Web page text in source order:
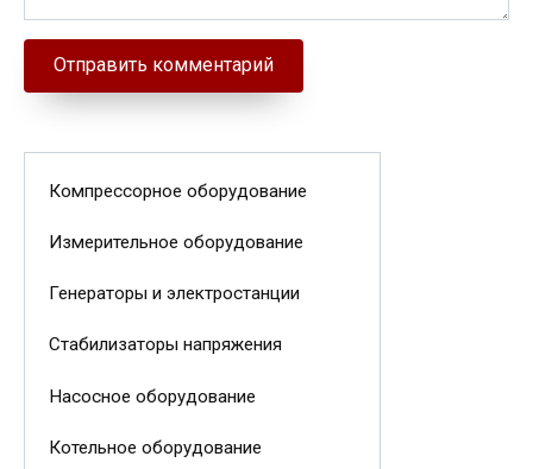
Компрессорное оборудование
Измерительное оборудование
Генераторы и электростанции
Стабилизаторы напряжения
Насосное оборудование
Котельное оборудование